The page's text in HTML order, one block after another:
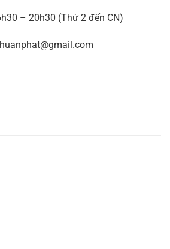
– 20h30 (Thứ 2 đến CN)